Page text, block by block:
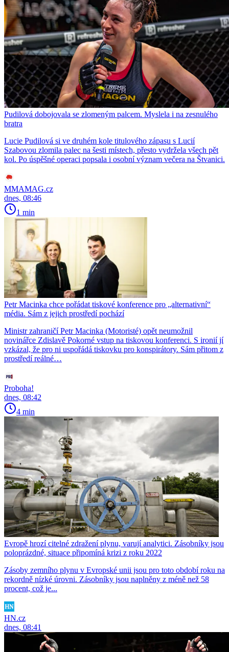
Pudilová dobojovala se zlomeným palcem. Myslela i na zesnulého
bratra
Lucie Pudilová si ve druhém kole titulového zápasu s Lucií
Szabovou zlomila palec na šesti místech, přesto vydržela všech pět
kol. Po úspěšné operaci popsala i osobní význam večera na Štvanici.
MMAMAG.cz
dnes, 08:46
1 min
Petr Macinka chce pořádat tiskové konference pro „alternativní“
média. Sám z jejich prostředí pochází
Ministr zahraničí Petr Macinka (Motoristé) opět neumožnil
novinářce Zdislavě Pokorné vstup na tiskovou konferenci. S ironií jí
vzkázal, že pro ni uspořádá tiskovku pro konspirátory. Sám přitom z
prostředí reálné…
Proboha!
dnes, 08:42
4 min
Evropě hrozí citelné zdražení plynu, varují analytici. Zásobníky jsou
poloprázdné, situace připomíná krizi z roku 2022
Zásoby zemního plynu v Evropské unii jsou pro toto období roku na
rekordně nízké úrovni. Zásobníky jsou naplněny z méně než 58
procent, což je...
HN.cz
dnes, 08:41